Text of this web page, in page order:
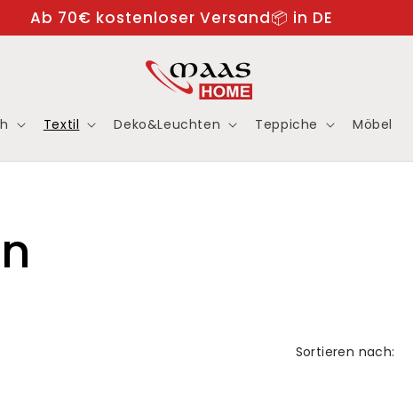
Ab 70€ kostenloser Versand📦 in DE
Textil Deko&Leuchten Teppiche Möbel
Sortieren nach: